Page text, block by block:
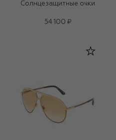
Солнцезащитные очки
54 100 ₽